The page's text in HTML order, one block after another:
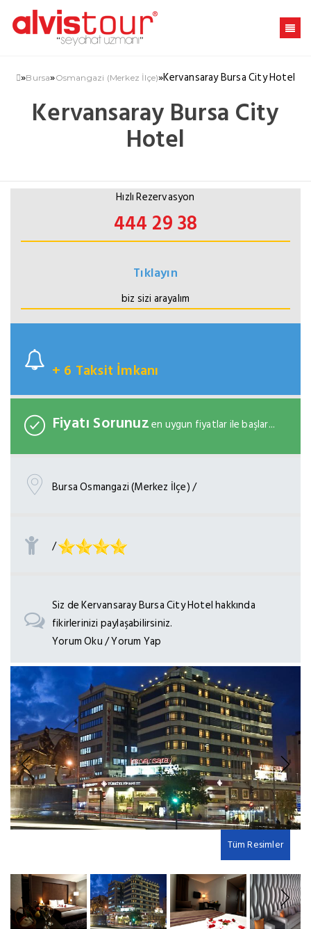
»Bursa»Osmangazi (Merkez İlçe)»Kervansaray Bursa City Hotel
Kervansaray Bursa City
Hotel
Hızlı Rezervasyon
444 29 38
Tıklayın
biz sizi arayalım
+ 6 Taksit İmkanı
Fiyatı Sorunuzen uygun fiyatlar ile başlar...
Bursa Osmangazi (Merkez İlçe) /
/
Siz de Kervansaray Bursa City Hotel hakkında
fikirlerinizi paylaşabilirsiniz.
Yorum Oku / Yorum Yap
Tüm Resimler
Previous Next
Previous Next